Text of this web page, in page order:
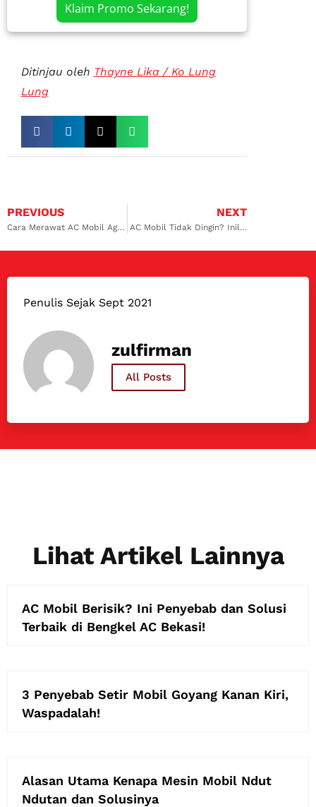
Klaim Promo Sekarang!
Ditinjau oleh Thayne Lika / Ko Lung
Lung
PREVIOUS
Cara Merawat AC Mobil Agar Tidak Cepat Rusak: Rekomendasi dari Bengkel AC Mobil Surabaya Timur
NEXT
AC Mobil Tidak Dingin? Inilah Penyebab dan Solusinya di Surabaya Barat
Penulis Sejak Sept 2021
zulfirman
All Posts
Lihat Artikel Lainnya
AC Mobil Berisik? Ini Penyebab dan Solusi
Terbaik di Bengkel AC Bekasi!
3 Penyebab Setir Mobil Goyang Kanan Kiri,
Waspadalah!
Alasan Utama Kenapa Mesin Mobil Ndut
Ndutan dan Solusinya